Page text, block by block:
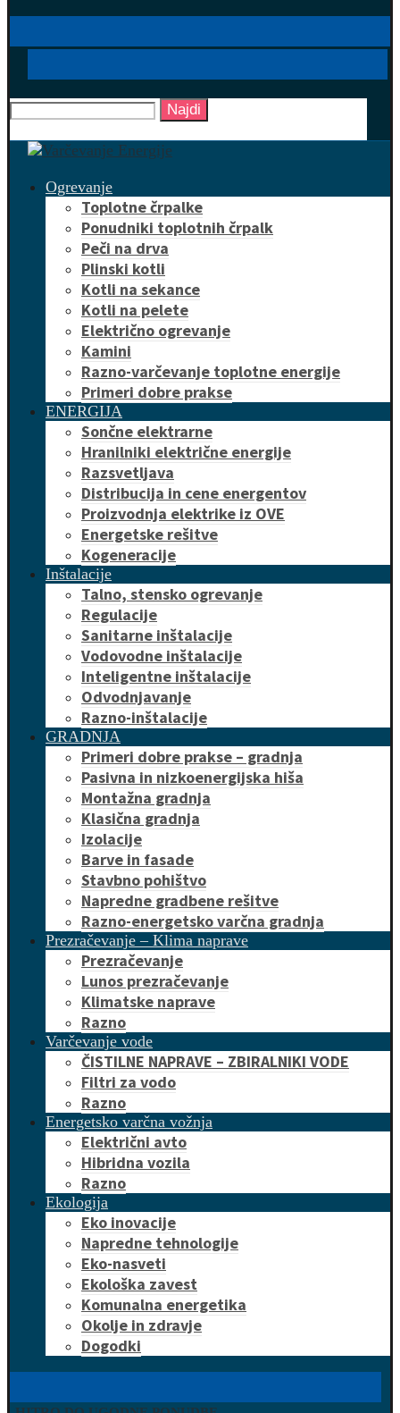
Najdi
Ogrevanje
Toplotne črpalke
Ponudniki toplotnih črpalk
Peči na drva
Plinski kotli
Kotli na sekance
Kotli na pelete
Električno ogrevanje
Kamini
Razno-varčevanje toplotne energije
Primeri dobre prakse
ENERGIJA
Sončne elektrarne
Hranilniki električne energije
Razsvetljava
Distribucija in cene energentov
Proizvodnja elektrike iz OVE
Energetske rešitve
Kogeneracije
Inštalacije
Talno, stensko ogrevanje
Regulacije
Sanitarne inštalacije
Vodovodne inštalacije
Inteligentne inštalacije
Odvodnjavanje
Razno-inštalacije
GRADNJA
Primeri dobre prakse – gradnja
Pasivna in nizkoenergijska hiša
Montažna gradnja
Klasična gradnja
Izolacije
Barve in fasade
Stavbno pohištvo
Napredne gradbene rešitve
Razno-energetsko varčna gradnja
Prezračevanje – Klima naprave
Prezračevanje
Lunos prezračevanje
Klimatske naprave
Razno
Varčevanje vode
ČISTILNE NAPRAVE – ZBIRALNIKI VODE
Filtri za vodo
Razno
Energetsko varčna vožnja
Električni avto
Hibridna vozila
Razno
Ekologija
Eko inovacije
Napredne tehnologije
Eko-nasveti
Ekološka zavest
Komunalna energetika
Okolje in zdravje
Dogodki